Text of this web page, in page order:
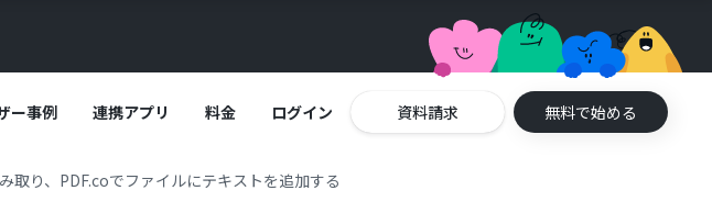
ー事例 連携アプリ 料金 ログイン 資料請求 無料で始める
り、PDF.coでファイルにテキストを追加する